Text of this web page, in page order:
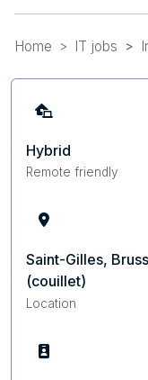
Home IT jobs
Hybrid
Remote friendly
Saint-Gilles,
(couillet)
Location